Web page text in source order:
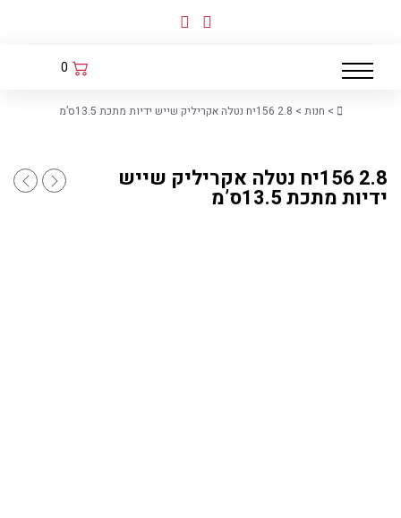
0
Home
> חנות > 2.8 156יח נטלה אקריליק שייש ידיות מתכת 13.5ס’מ
2.8 156יח נטלה אקריליק שייש
ידיות מתכת 13.5ס’מ 2.8 120יח מגש אקריליק שייש 20X35 2.8 120יח כלי לדבש אקריליק שייש לבן 10X10X8